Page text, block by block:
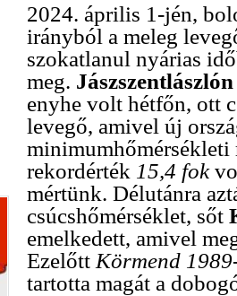
2024. április 1-jén,
irányból a meleg
szokatlanul nyárias
meg. Jászszentlászlón
enyhe volt hétfőn, ott
levegő, amivel új
rekordérték 15,4 fok
mértünk. Délutánra
csúcshőmérséklet, sőt
emelkedett, amivel
Ezelőtt Körmend
tartotta magát a